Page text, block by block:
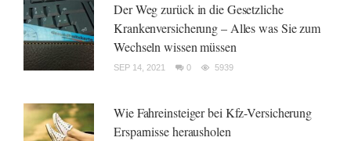
Der Weg zurück in die Gesetzliche
Krankenversicherung – Alles was Sie zum
Wechseln wissen müssen
SEP 14, 2021 0 5939
Wie Fahreinsteiger bei Kfz-Versicherung
Ersparnisse herausholen